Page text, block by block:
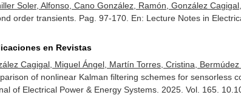
Soler, Alfonso, Cano González, Ramón, González
order transients. Pag. 97-170. En: Lecture Notes in
en Revistas
Cagigal, Miguel Ángel, Martín Torres, Cristina,
of nonlinear Kalman filtering schemes for sensorless
of Electrical Power & Energy Systems . 2025. Vol. 165.